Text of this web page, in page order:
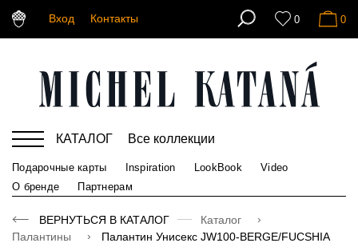
Вход Контакты 0 0
КАТАЛОГ Все коллекции
Подарочные карты Inspiration LookBook
Video
О бренде
Партнерам
ВЕРНУТЬСЯ В КАТАЛОГ
Каталог
Палантины
Палантин Унисекс JW100-BERGE/FUCSHIA